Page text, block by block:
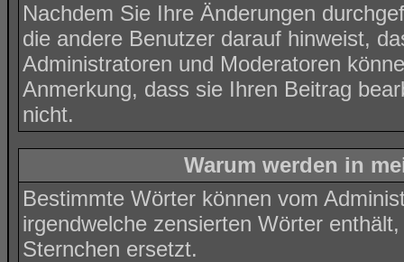
Nachdem Sie Ihre Änderungen
die andere Benutzer darauf hinweist,
Administratoren und Moderatoren
Anmerkung, dass sie Ihren Beitrag
nicht.
Warum werden in
Bestimmte Wörter können vom
irgendwelche zensierten Wörter
Sternchen ersetzt.